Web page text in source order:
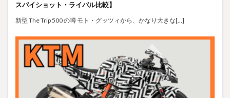
スパイショット・ライバル比較】
新型 The Trip 500 の噂 モト・グッツィから、かなり大きな[…]